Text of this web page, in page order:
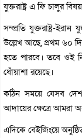
যুক্তরাষ্ট্র এ ফি চালুর
সম্প্রতি যুক্তরাষ্ট্র-
উল্লেখ আছে, প্রথম ৬০
হতে পারবে। তবে ওই
ধোঁয়াশা রয়েছে।
কঠিন সময়ে যেসব
আদায়ের ক্ষেত্রে আমরা
এদিকে বেইজিংয়ে